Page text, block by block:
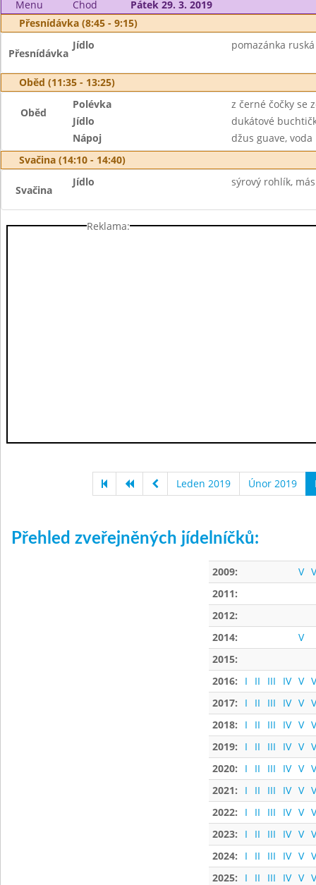
Menu Chod
Pátek 29. 3. 2019
Přesnídávka (8:45 - 9:15)
Přesnídávka
Jídlo pomazánka
Oběd (11:35 - 13:25)
Oběd
Polévka
z černé čočky se
Jídlo
dukátové
Nápoj
džus guave, voda
Svačina (14:10 - 14:40)
Svačina
Jídlo sýrový rohlík,
Reklama:
Leden 2019 Únor 2019
Přehled zveřejněných jídelníčků:
2009: V
2011:
2012:
2014:
V
2015:
2016:
I II III IV V
2017:
I II III IV V
2018:
I II III IV V
2019:
I II III IV V
2020:
I II III IV V
2021:
I II III IV V
2022:
I II III IV V
2023:
I II III IV V
2024:
I II III IV V
2025:
I II III IV V